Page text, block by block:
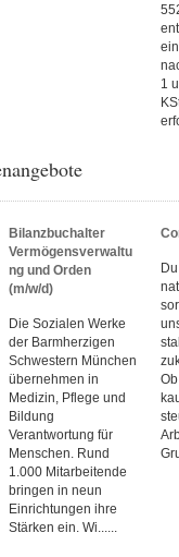
1
Bilanzbuchalter
Vermögensverwaltu
ng und Orden
(m/w/d)
Die Sozialen Werke
der Barmherzigen
Schwestern München
übernehmen in
Medizin, Pflege und
Bildung
Verantwortung für
Menschen. Rund
1.000 Mitarbeitende
bringen in neun
Einrichtungen ihre
Stärken ein. Wi......